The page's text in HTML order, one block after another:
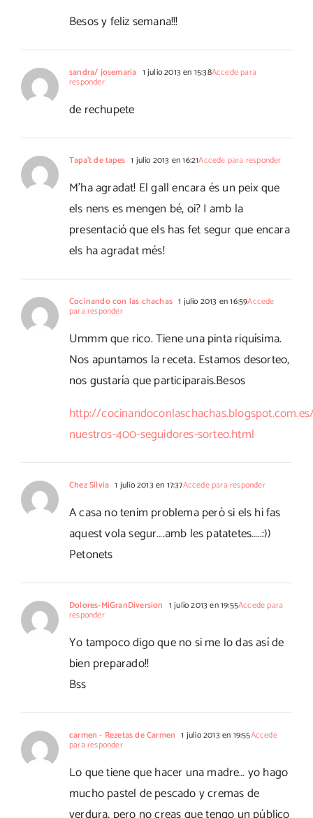
Besos y feliz semana!!!
sandra/ josemaria 1 julio 2013 en 15:38Accede para
responder
de rechupete
Tapa't de tapes 1 julio 2013 en 16:21Accede para responder
M'ha agradat! El gall encara és un peix que
els nens es mengen bé, oi? I amb la
presentació que els has fet segur que encara
els ha agradat més!
Cocinando con las chachas 1 julio 2013 en 16:59Accede
para responder
Ummm que rico. Tiene una pinta riquísima.
Nos apuntamos la receta. Estamos desorteo,
nos gustaría que participarais.Besos
http://
nuestros-400-seguidores-sorteo.html
Chez Silvia 1 julio 2013 en 17:37Accede para responder
A casa no tenim problema però si els hi fas
aquest vola segur….amb les patatetes…..:))
Petonets
Dolores-MiGranDiversion 1 julio 2013 en 19:55Accede para
responder
Yo tampoco digo que no si me lo das así de
bien preparado!!
Bss
carmen - Rezetas de Carmen 1 julio 2013 en 19:55Accede
para responder
Lo que tiene que hacer una madre… yo hago
mucho pastel de pescado y cremas de